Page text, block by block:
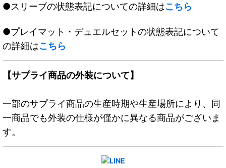
●スリーブの状態表記についての詳細はこちら
●プレイマット・デュエルセットの状態表記について
の詳細はこちら
【サプライ商品の外装について】
一部のサプライ商品の生産時期や生産場所により、同
一商品でも外装の仕様が僅かに異なる商品がございま
す。